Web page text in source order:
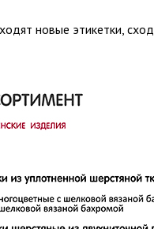
новые этикетки,